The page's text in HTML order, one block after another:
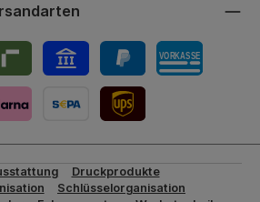
Druckprodukte
Schlüsselorganisation